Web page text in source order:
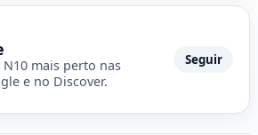
mais perto nas
e no Discover.
Seguir